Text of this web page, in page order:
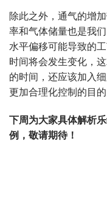
除此之外，通气的增
率和气体储量也是我
水平偏移可能导致的
时间将会发生变化，
的时间，还应该加入
更加合理化控制的目的
下周为大家具体解析
例，敬请期待！